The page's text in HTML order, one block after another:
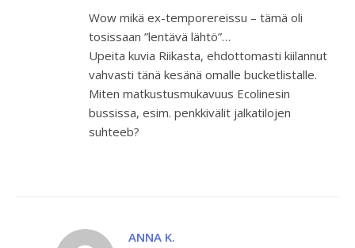
Wow mikä ex-temporereissu – tämä oli
tosissaan ”lentävä lähtö”…
Upeita kuvia Riikasta, ehdottomasti kiilannut
vahvasti tänä kesänä omalle bucketlistalle.
Miten matkustusmukavuus Ecolinesin
bussissa, esim. penkkivälit jalkatilojen
suhteeb?
ANNA K.